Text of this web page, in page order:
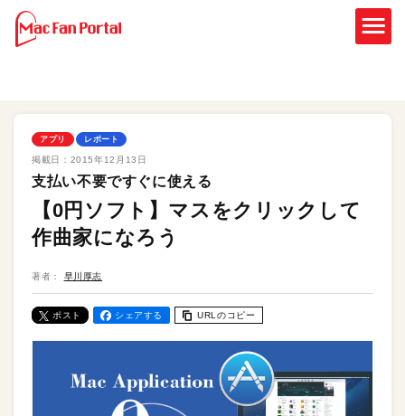
アプリ レポート
掲載日： 2015年12月13日
支払い不要ですぐに使える
【0円ソフト】マスをクリックして
作曲家になろう
著者： 早川厚志
ポスト シェアする URLのコピー